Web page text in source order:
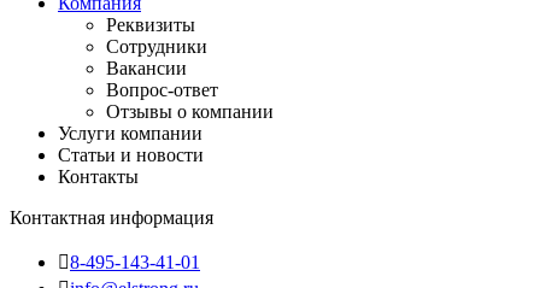
Реквизиты
Сотрудники
Вакансии
Вопрос-ответ
Отзывы о компании
Услуги компании
Статьи и новости
Контакты
Контактная информация
8-495-143-41-01